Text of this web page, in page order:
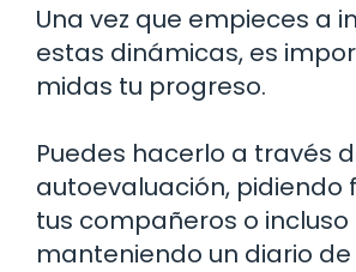
Una vez que empieces a
estas dinámicas, es
midas tu progreso.
Puedes hacerlo a través
autoevaluación, pidiendo
tus compañeros o incluso
manteniendo un diario de